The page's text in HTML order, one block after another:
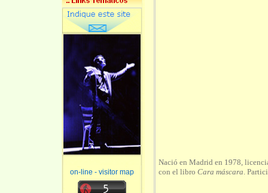
on-line - visitor map
Nació en Madrid en 1978,
con el libro Cara máscara .